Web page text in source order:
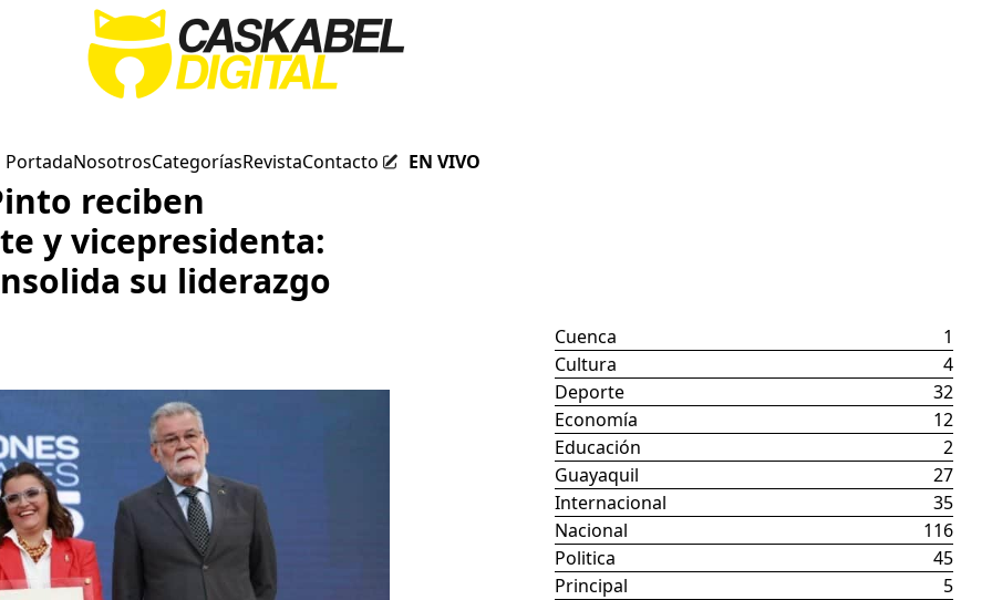
PortadaNosotrosCategoríasRevistaContacto EN VIVO
reciben
y vicepresidenta:
su liderazgo
Cuenca
1
Cultura
4
Deporte
32
Economía
12
Educación
2
Guayaquil
27
Internacional
35
Nacional
116
Politica
45
Principal
5